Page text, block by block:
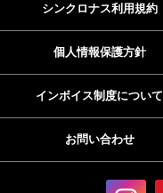
シンクロナス利用規約
個人情報保護方針
インボイス制度について
お問い合わせ